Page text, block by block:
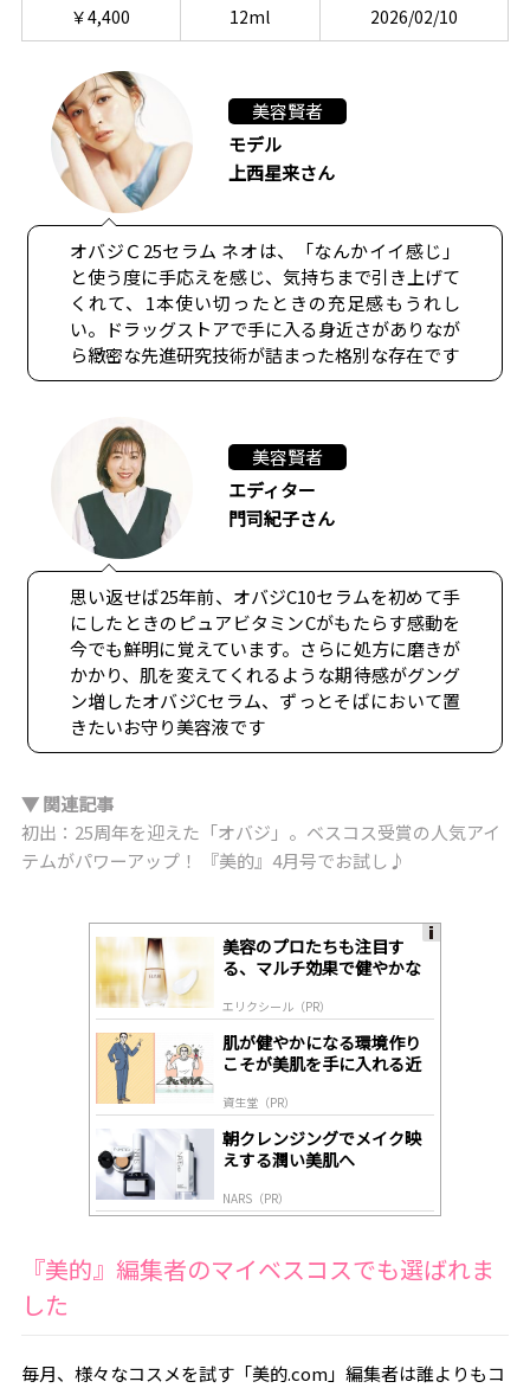
￥4,400
12ml 2026/02/10
美容賢者
モデル
上西星来さん
オバジＣ25セラム ネオは、「なんかイイ感じ」
と使う度に手応えを感じ、気持ちまで引き上げて
くれて、1本使い切ったときの充足感もうれし
い。ドラッグストアで手に入る身近さがありなが
ら緻密な先進研究技術が詰まった格別な存在です
美容賢者
エディター
門司紀子さん
思い返せば25年前、オバジC10セラムを初めて手
にしたときのピュアビタミンCがもたらす感動を
今でも鮮明に覚えています。さらに処方に磨きが
かかり、肌を変えてくれるような期待感がグング
ン増したオバジCセラム、ずっとそばにおいて置
きたいお守り美容液です
▼ 関連記事
初出：25周年を迎えた「オバジ」。ベスコス受賞の人気アイ
テムがパワーアップ！ 『美的』4月号でお試し♪
美容のプロたちも注目す
る、マルチ効果で健やかな
エリクシール（PR）
肌が健やかになる環境作り
こそが美肌を手に入れる近
資生堂（PR）
朝クレンジングでメイク映
えする潤い美肌へ
NARS（PR）
『美的』編集者のマイベスコスでも選ばれま
した
毎月、様々なコスメを試す「美的.com」編集者は誰よりもコ